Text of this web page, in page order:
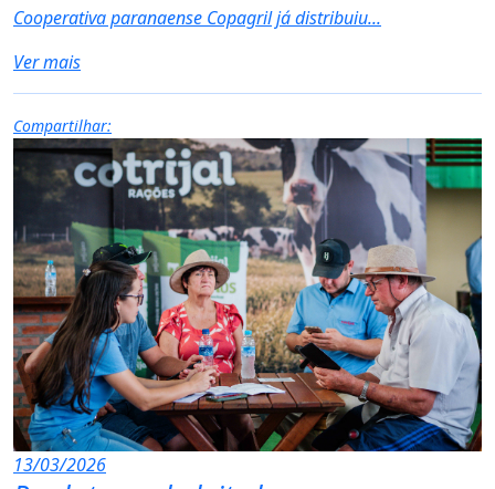
Cooperativa paranaense Copagril já distribuiu...
Ver mais
Compartilhar:
13/03/2026